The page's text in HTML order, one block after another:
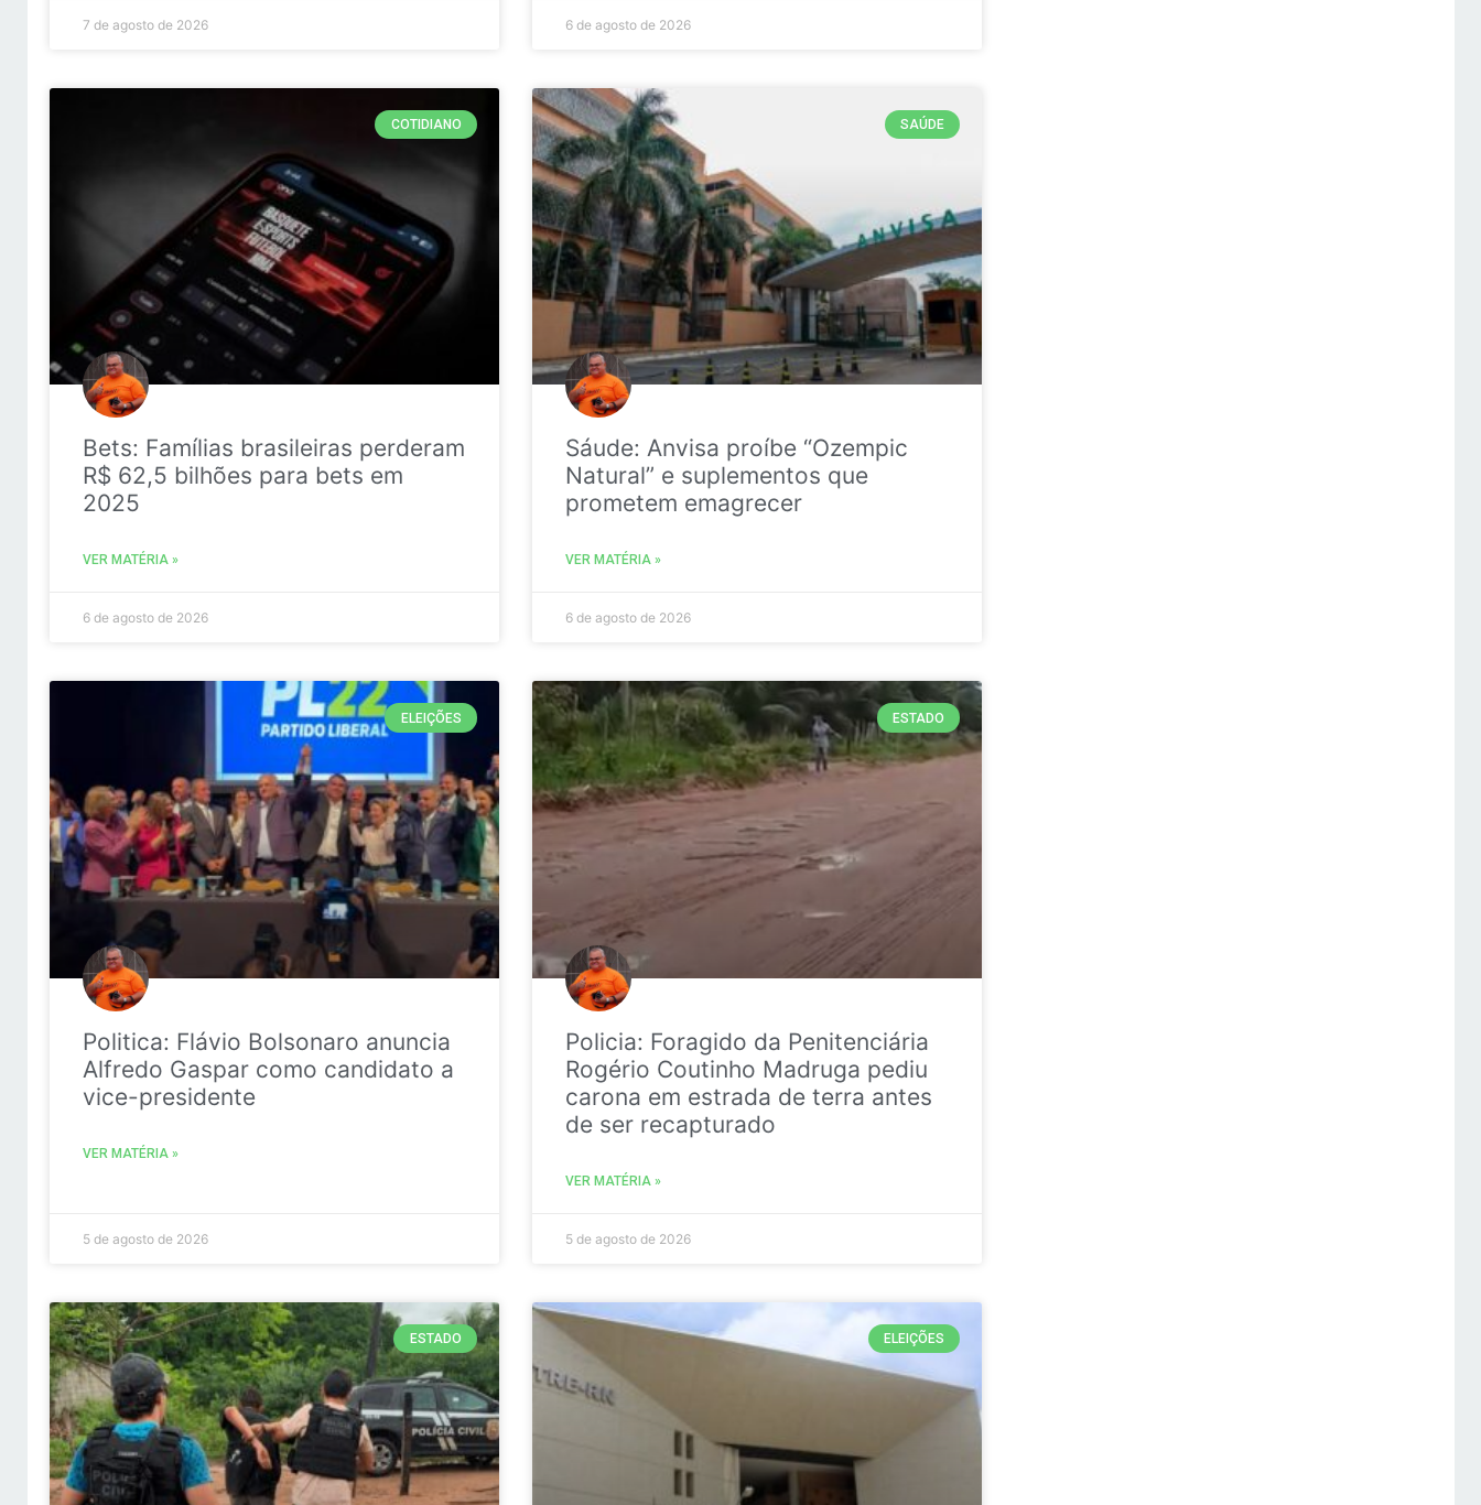
7 de agosto de 2026 6 de agosto de 2026
COTIDIANO
Bets: Famílias brasileiras perderam
R$ 62,5 bilhões para bets em
2025
VER MATÉRIA »
6 de agosto de 2026
SAÚDE
Sáude: Anvisa proíbe “Ozempic
Natural” e suplementos que
prometem emagrecer
VER MATÉRIA »
6 de agosto de 2026
ELEIÇÕES
Politica: Flávio Bolsonaro anuncia
Alfredo Gaspar como candidato a
vice-presidente
VER MATÉRIA »
5 de agosto de 2026
ESTADO
Policia: Foragido da Penitenciária
Rogério Coutinho Madruga pediu
carona em estrada de terra antes
de ser recapturado
VER MATÉRIA »
5 de agosto de 2026
ESTADO ELEIÇÕES